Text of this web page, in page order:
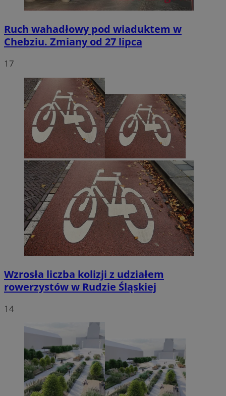
Ruch wahadłowy pod wiaduktem w
Chebziu. Zmiany od 27 lipca
17
Wzrosła liczba kolizji z udziałem
rowerzystów w Rudzie Śląskiej
14